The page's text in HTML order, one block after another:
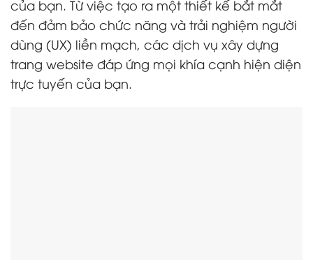
của bạn. Từ việc tạo ra một thiết kế bắt mắt
đến đảm bảo chức năng và trải nghiệm người
dùng (UX) liền mạch, các dịch vụ xây dựng
trang website đáp ứng mọi khía cạnh hiện diện
trực tuyến của bạn.